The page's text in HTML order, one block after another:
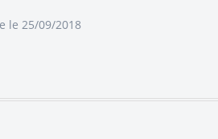
le 25/09/2018